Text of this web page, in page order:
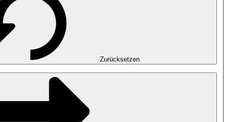
Impulsventilatoren
Explosionsgeschützte Ventilatoren
Messen. Steuern. Regeln.
Luftbehandlung
Mechanisches Zubehör
Zurücksetzen